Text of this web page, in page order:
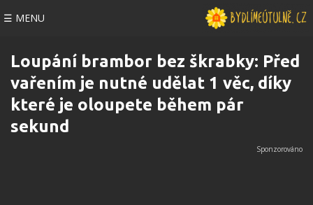
☰ MENU
Loupání brambor bez škrabky: Před
vařením je nutné udělat 1 věc, díky
které je oloupete během pár
sekund